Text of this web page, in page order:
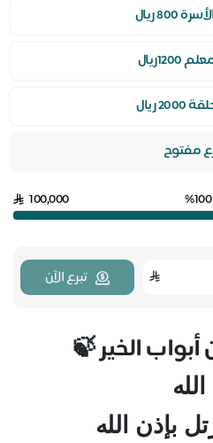
ريال
ريال
مفتوح
%100
100,000
تبرع الآن
الخير🍃
بإذن الله